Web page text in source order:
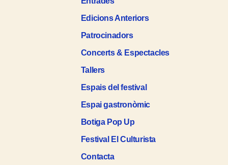
Edicions Anteriors
Patrocinadors
Concerts & Espectacles
Tallers
Espais del festival
Espai gastronòmic
Botiga Pop Up
Festival El Culturista
Contacta